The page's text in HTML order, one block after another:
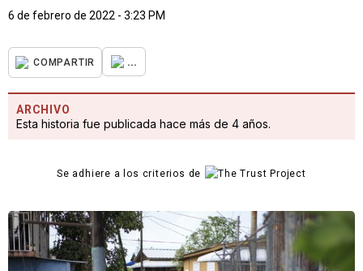
6 de febrero de 2022 - 3:23 PM
COMPARTIR ...
ARCHIVO
Esta historia fue publicada hace más de 4 años.
Se adhiere a los criterios de